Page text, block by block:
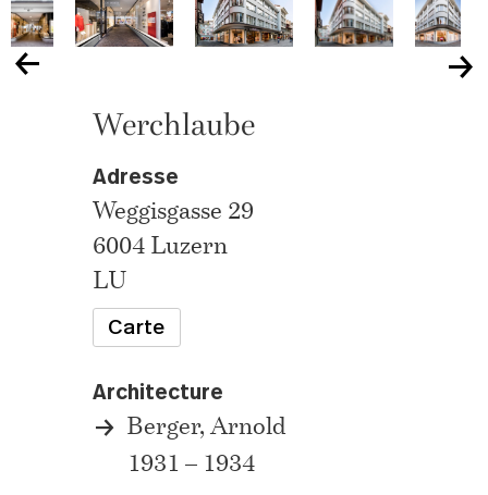
Werchlaube
Adresse
Weggisgasse 29
6004 Luzern
LU
Carte
Architecture
Berger, Arnold
1931 – 1934